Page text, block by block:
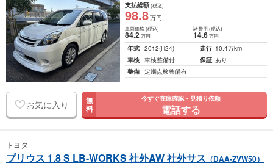
支払総額(税込)
98.8万円
車両価格(税込)
84.2万円
諸費用 (税込)
14.6 万円
年式 2012(H24) 走行 10.4万km
車検 車検整備付 保証 あり
整備 定期点検整備有
お気に入り 無
料
今すぐ在庫確認・見積り依頼
電話する
トヨタ
プリウス 1.8 S LB-WORKS 社外AW 社外サス （DAA-ZVW50）